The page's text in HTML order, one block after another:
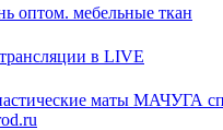
оптом. мебельные ткан
в LIVE
маты МАЧУГА